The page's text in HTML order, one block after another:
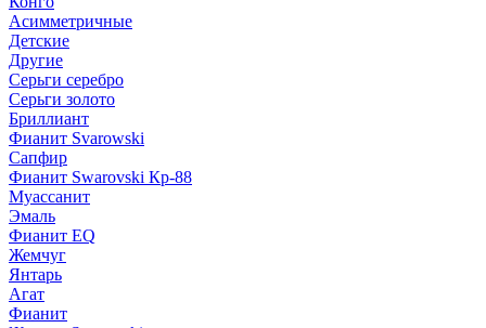
Асимметричные
Детские
Другие
Серьги серебро
Серьги золото
Бриллиант
Фианит Svarowski
Сапфир
Фианит Swarovski Кр-88
Муассанит
Эмаль
Фианит EQ
Жемчуг
Янтарь
Агат
Фианит